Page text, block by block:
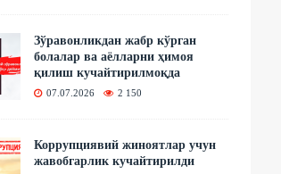
Зўравонликдан жабр кўрган
болалар ва аёлларни ҳимоя
қилиш кучайтирилмоқда
07.07.2026 2 150
Коррупциявий жиноятлар учун
жавобгарлик кучайтирилди